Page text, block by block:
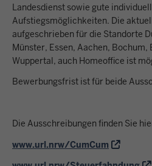
Landesdienst sowie gute
Aufstiegsmöglichkeiten. Die
aufgeschrieben für die Standorte
Münster, Essen, Aachen, Bochum,
Wuppertal, auch Homeoffice ist
Bewerbungsfrist ist für beide
Die Ausschreibungen finden Sie
www.url.nrw/CumCum